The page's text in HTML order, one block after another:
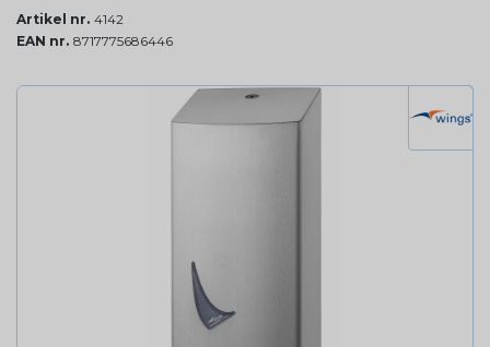
Artikel nr. 4142
EAN nr. 8717775686446